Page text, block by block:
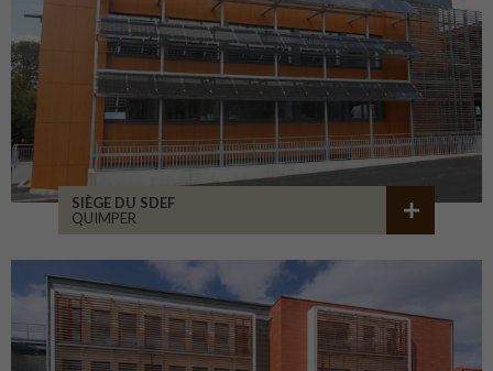
SIÈGE DU SDEF
QUIMPER